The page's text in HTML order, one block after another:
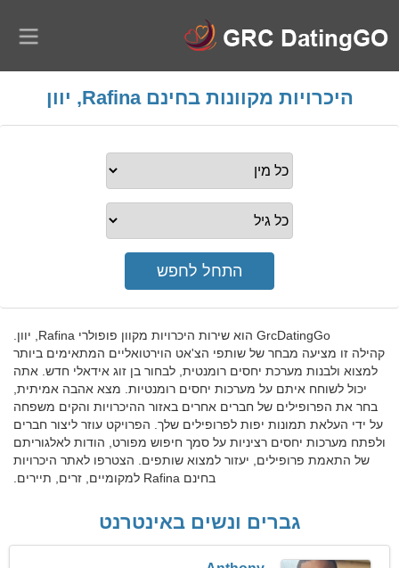
היכרויות מקוונות בחינם Rafina, יוון
GrcDatingGo הוא שירות היכרויות מקוון פופולרי Rafina, יוון.
קהילה זו מציעה מבחר של שותפי הצ'אט הוירטואליים המתאימים ביותר
למצוא ולבנות מערכת יחסים רומנטית, לבחור בן זוג אידאלי חדש. אתה
יכול לשוחח איתם על מערכות יחסים רומנטיות. מצא אהבה אמיתית,
בחר את הפרופילים של חברים אחרים באזור ההיכרויות והקים משפחה
על ידי העלאת תמונות יפות לפרופילים שלך. הפרויקט עוזר ליצור חברים
ולפתח מערכות יחסים רציניות על סמך חיפוש מפורט, הודות לאלגוריתם
של התאמת פרופילים, יעזור למצוא שותפים. הצטרפו לאתר היכרויות
בחינם Rafina למקומיים, זרים, תיירים.
גברים ונשים באינטרנט